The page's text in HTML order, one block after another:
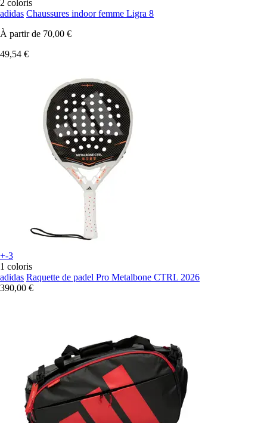
2 coloris
adidas Chaussures indoor femme Ligra 8
À partir de 70,00 €
49,54 €
+-3
1 coloris
adidas Raquette de padel Pro Metalbone CTRL 2026
390,00 €